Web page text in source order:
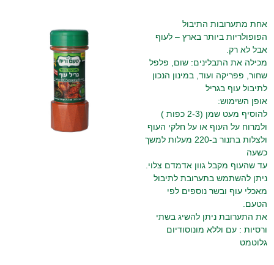
אחת מתערובות התיבול
הפופולריות ביותר בארץ – לעוף
אבל לא רק.
מכילה את התבלינים: שום, פלפל
שחור, פפריקה ועוד, במינון הנכון
לתיבול עוף בגריל
אופן השימוש:
להוסיף מעט שמן (2-3 כפות )
ולמרוח על העוף או על חלקי העוף
ולצלות בתנור ב-220 מעלות למשך
כשעה
עד שהעוף מקבל גוון אדמדם צלוי.
ניתן להשתמש בתערובת לתיבול
מאכלי עוף ובשר נוספים לפי
הטעם.
את התערובת ניתן להשיג בשתי
ורסיות : עם וללא מונוסודיום
גלוטמט